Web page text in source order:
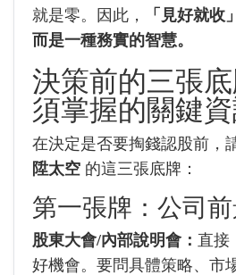
就是零。因此，
「見好就收
而是一種務實的智慧。
決策前的三張
須掌握的關鍵
在決定是否要掏錢認股前，
陞太空 的這三張底牌：
第一張牌：公司
股東大會/內部說明會： 直接
好機會。要問具體策略、市